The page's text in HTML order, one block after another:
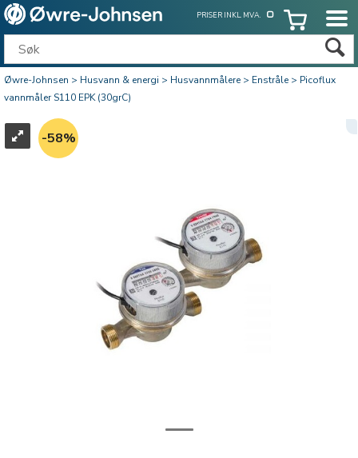
PRISER INKL. MVA.
Øwre-Johnsen>Husvann & energi>Husvannmålere>Enstråle>Picoflux
vannmåler S110 EPK (30grC)
58%